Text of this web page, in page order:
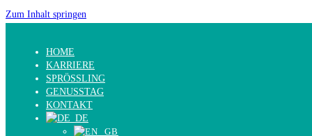
Zum Inhalt springen
HOME
KARRIERE
SPRÖSSLING
GENUSSTAG
KONTAKT